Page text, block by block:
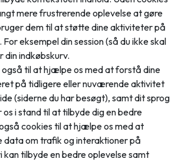
mere frustrerende oplevelse at gøre
dem til at støtte dine aktiviteter på
eksempel din session (så du ikke skal
din indkøbskurv.
også til at hjælpe os med at forstå dine
på tidligere eller nuværende aktivitet
(siderne du har besøgt), samt dit sprog
i stand til at tilbyde dig en bedre
cookies til at hjælpe os med at
data om trafik og interaktioner på
kan tilbyde en bedre oplevelse samt